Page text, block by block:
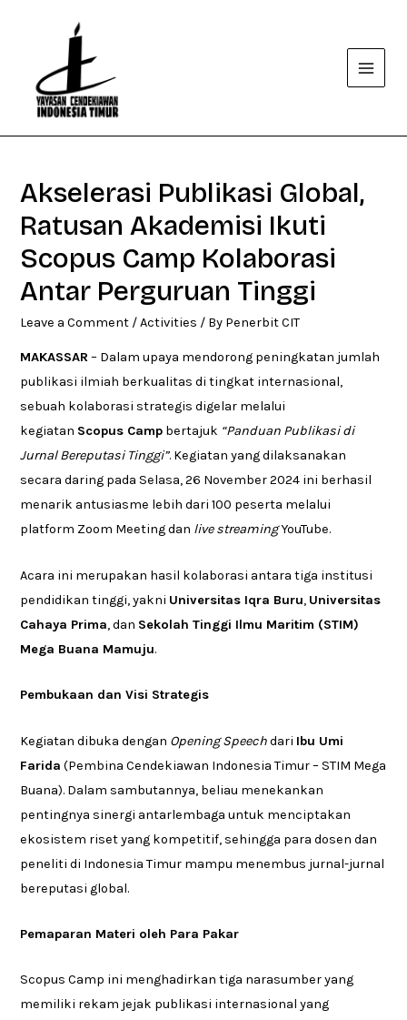
Main
Akselerasi Publikasi Global,
Ratusan Akademisi Ikuti
Scopus Camp Kolaborasi
Antar Perguruan Tinggi
Leave a Comment /Activities / By Penerbit CIT
MAKASSAR– Dalam upaya mendorong peningkatan jumlah
publikasi ilmiah berkualitas di tingkat internasional,
sebuah kolaborasi strategis digelar melalui
kegiatan Scopus Camp bertajuk “Panduan Publikasi di
Jurnal Bereputasi Tinggi”. Kegiatan yang dilaksanakan
secara daring pada Selasa, 26 November 2024 ini berhasil
menarik antusiasme lebih dari 100 peserta melalui
platform Zoom Meeting dan live streamingYouTube.
Acara ini merupakan hasil kolaborasi antara tiga institusi
pendidikan tinggi, yakni Universitas Iqra Buru, Universitas
Cahaya Prima, dan Sekolah Tinggi Ilmu Maritim (STIM)
Mega Buana Mamuju.
Pembukaan dan Visi Strategis
Kegiatan dibuka dengan Opening Speechdari Ibu Umi
Farida (Pembina Cendekiawan Indonesia Timur – STIM Mega
Buana). Dalam sambutannya, beliau menekankan
pentingnya sinergi antarlembaga untuk menciptakan
ekosistem riset yang kompetitif, sehingga para dosen dan
peneliti di Indonesia Timur mampu menembus jurnal-jurnal
bereputasi global.
Pemaparan Materi oleh Para Pakar
Scopus Camp ini menghadirkan tiga narasumber yang
memiliki rekam jejak publikasi internasional yang